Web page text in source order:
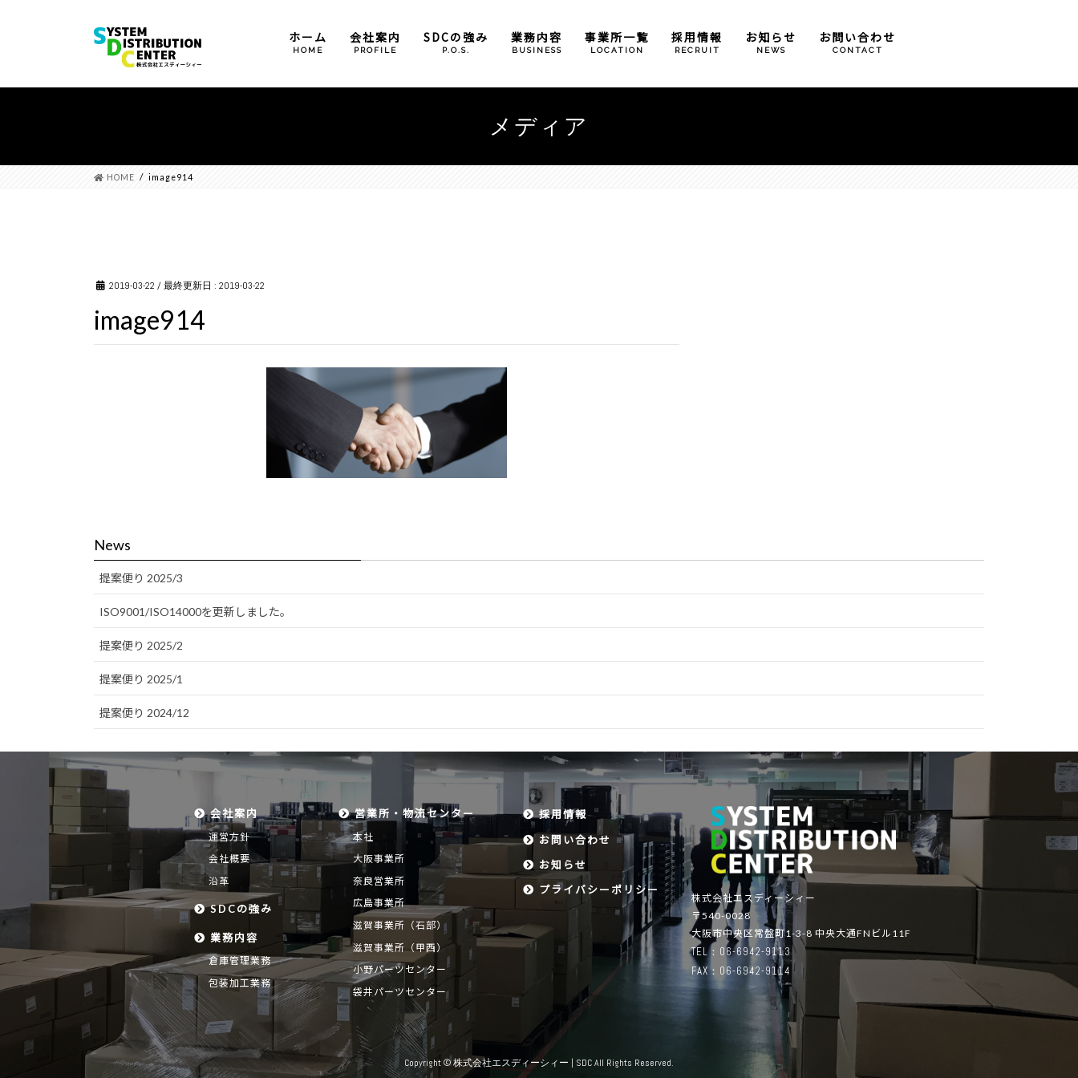
ホーム
HOME
会社案内
PROFILE
SDCの強み
P.O.S.
業務内容
BUSINESS
包装加工業務
事業所一覧
LOCATION
大阪事業所
採用情報
RECRUIT
お知らせ
NEWS
お問い合わせ
CONTACT
メディア
HOME image914
2019-03-22 / 最終更新日 : 2019-03-22
image914
News
提案便り 2025/3
ISO9001/ISO14000を更新しました。
提案便り 2025/2
提案便り 2025/1
提案便り 2024/12
会社案内
運営方針
会社概要
沿革
SDCの強み
業務内容
倉庫管理業務
包装加工業務
営業所・物流センター
本社
大阪事業所
奈良営業所
広島事業所
滋賀事業所（石部）
滋賀事業所（甲西）
小野パーツセンター
袋井パーツセンター
採用情報
お問い合わせ
お知らせ
プライバシーポリシー
株式会社エスディーシィー
〒540-0028
大阪市中央区常盤町1-3-8 中央大通FNビル11F
TEL：06-6942-9113
FAX：06-6942-9114
Copyright © 株式会社エスディーシィー | SDC All Rights Reserved.